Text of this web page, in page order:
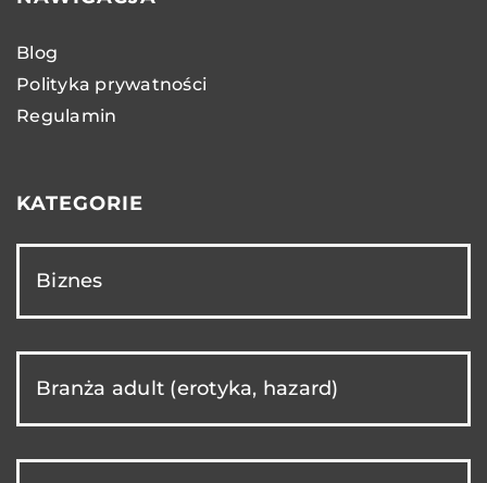
Blog
Polityka prywatności
Regulamin
KATEGORIE
Biznes
Branża adult (erotyka, hazard)